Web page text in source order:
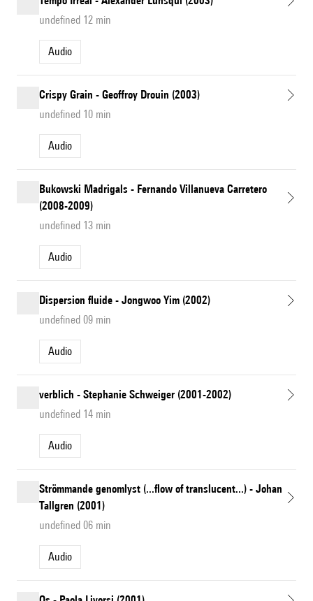
undefined 12 min
Audio
Crispy Grain - Geoffroy Drouin (2003)
undefined 10 min
Audio
Bukowski Madrigals - Fernando Villanueva Carretero
(2008-2009)
undefined 13 min
Audio
Dispersion fluide - Jongwoo Yim (2002)
undefined 09 min
Audio
verblich - Stephanie Schweiger (2001-2002)
undefined 14 min
Audio
Strömmande genomlyst (...flow of translucent...) - Johan
Tallgren (2001)
undefined 06 min
Audio